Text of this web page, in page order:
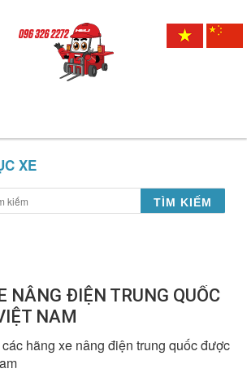
XE
TÌM KIẾM
NÂNG ĐIỆN TRUNG QUỐC
NAM
hãng xe nâng điện trung quốc được